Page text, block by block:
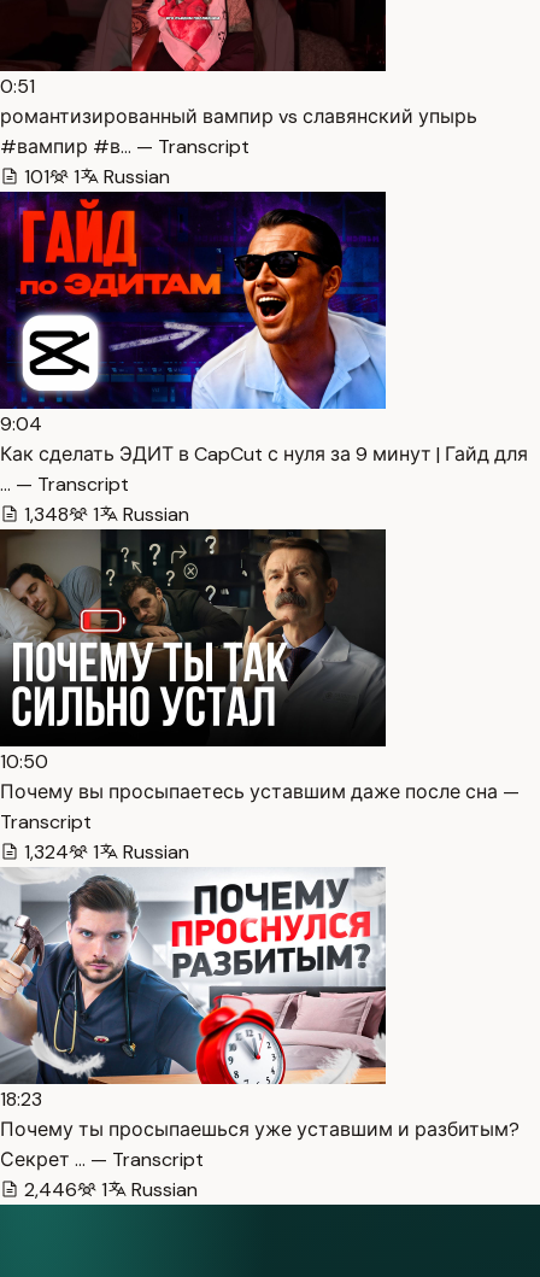
0:51
романтизированный вампир vs славянский упырь
#вампир #в… — Transcript
101
1 Russian
9:04
Как сделать ЭДИТ в CapCut с нуля за 9 минут | Гайд для
… — Transcript
1,348
1 Russian
10:50
Почему вы просыпаетесь уставшим даже после сна —
Transcript
1,324
1 Russian
18:23
Почему ты просыпаешься уже уставшим и разбитым?
Секрет … — Transcript
2,446
1 Russian